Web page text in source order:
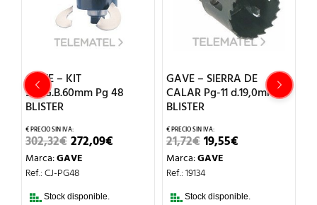
GAVE – KIT
SLUG.B.60mm Pg 48
BLISTER
302,32€EL
PRECIO
ORIGINAL
ERA:
272,09€
Marca:GAVE
Ref.: CJ-PG48
Stock disponible.
GAVE – SIERRA DE
CALAR Pg-11 d.19,0mm
BLISTER
21,72€EL
PRECIO
ORIGINAL
ERA:
19,55€
Marca:GAVE
Ref.: 19134
Stock disponible.